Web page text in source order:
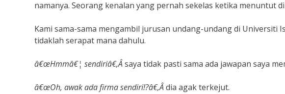
namanya. Seorang kenalan yang pernah sekelas ketika menuntut
Kami sama-sama mengambil jurusan undang-undang di Universiti
tidaklah serapat mana dahulu.
â€œHmmâ€¦ sendiriâ€,Âsaya tidak pasti sama ada jawapan saya
â€œOh, awak ada firma sendiri!?â€,Âdia agak terkejut.